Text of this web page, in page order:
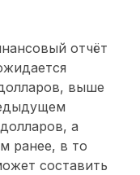
отчёт
выше
а
ранее, в то
составить